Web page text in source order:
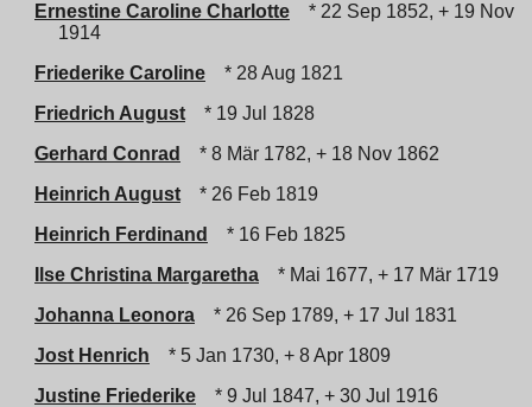
Ernestine Caroline Charlotte
* 22 Sep 1852, + 19 Nov
1914
Friederike Caroline
* 28 Aug 1821
Friedrich August
* 19 Jul 1828
Gerhard Conrad
* 8 Mär 1782, + 18 Nov 1862
Heinrich August
* 26 Feb 1819
Heinrich Ferdinand
* 16 Feb 1825
Ilse Christina Margaretha
* Mai 1677, + 17 Mär 1719
Johanna Leonora
* 26 Sep 1789, + 17 Jul 1831
Jost Henrich
* 5 Jan 1730, + 8 Apr 1809
Justine Friederike
* 9 Jul 1847, + 30 Jul 1916